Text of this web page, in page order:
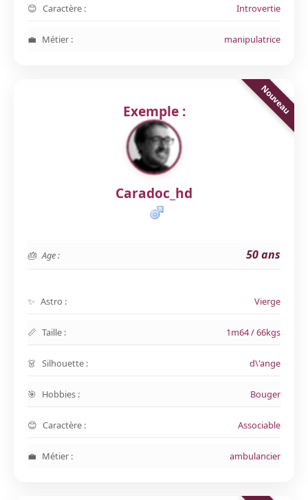
Caractère : Introvertie
Métier : manipulatrice
Exemple :
Caradoc_hd
Age : 50 ans
Astro : Vierge
Taille : 1m64 / 66kgs
Silhouette : d\'ange
Hobbies : Bouger
Caractère : Associable
Métier : ambulancier